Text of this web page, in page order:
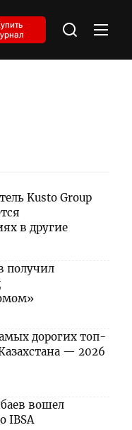
Kusto Group
в другие
получил
дорогих топ-
— 2026
вошел
IBSA